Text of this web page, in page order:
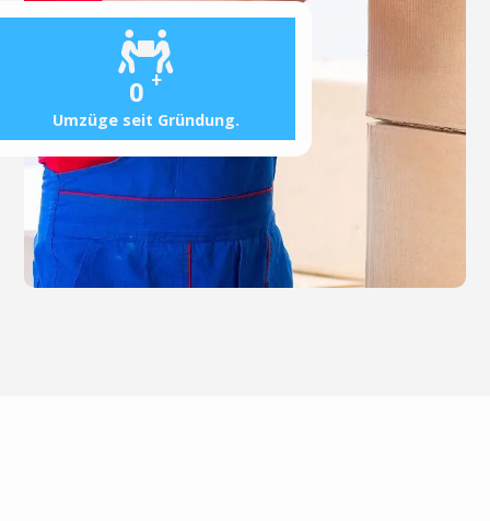
0 +
Umzüge seit Gründung.